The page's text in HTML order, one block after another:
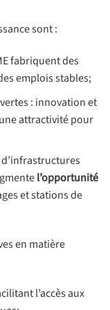
sont :
fabriquent des
emplois stables;
: innovation et
attractivité pour
l’opportunité
et stations de
en matière
l’accès aux